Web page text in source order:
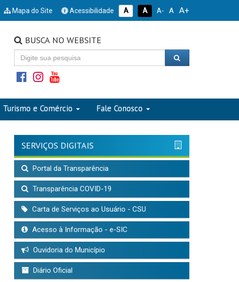
Mapa do Site Acessibilidade A A A- A A+
BUSCA NO WEBSITE
Turismo e Comércio Fale Conosco
SERVIÇOS DIGITAIS
Portal da Transparência
Transparência COVID-19
Carta de Serviços ao Usuário - CSU
Acesso à Informação - e-SIC
Ouvidoria do Município
Diário Oficial